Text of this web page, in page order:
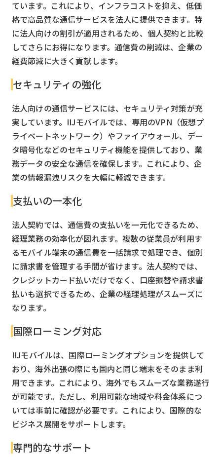
ています。これにより、インフラコストを抑え、低価
格で高品質な通信サービスを法人に提供できます。特
に法人向けの割引が適用されるため、個人契約と比較
してさらにお得になります。通信費の削減は、企業の
経費節減に大きく貢献します。
セキュリティの強化
法人向けの通信サービスには、セキュリティ対策が充
実しています。IIJモバイルでは、専用のVPN（仮想プ
ライベートネットワーク）やファイアウォール、デー
タ暗号化などのセキュリティ機能を提供しており、業
務データの安全な通信を確保します。これにより、企
業の情報漏洩リスクを大幅に軽減できます。
支払いの一本化
法人契約では、通信費の支払いを一元化できるため、
経理業務の効率化が図れます。複数の従業員が利用す
るモバイル端末の通信費を一括請求で処理でき、個別
に請求書を管理する手間が省けます。法人契約では、
クレジットカード払いだけでなく、口座振替や請求書
払いも選択できるため、企業の経理処理がスムーズに
なります。
国際ローミング対応
IIJモバイルは、国際ローミングオプションを提供して
おり、海外出張の際にも国内と同じ端末をそのまま利
用できます。これにより、海外でもスムーズな業務遂行
が可能です。ただし、利用可能な地域や料金体系につ
いては事前に確認が必要です。これにより、国際的な
ビジネス展開をサポートします。
専門的なサポート